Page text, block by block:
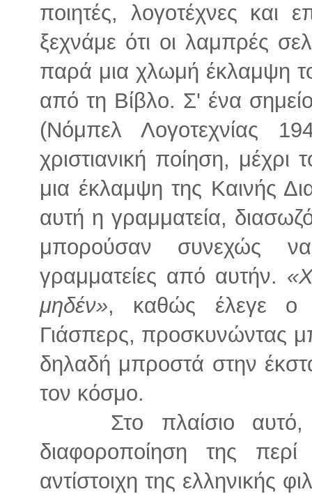
ποιητές, λογοτέχνες και
ξεχνάμε ότι οι λαμπρές
παρά μια χλωμή έκλαμψη
από τη Βίβλο. Σ' ένα
(Νόμπελ Λογοτεχνίας
χριστιανική ποίηση,
μια έκλαμψη της Καινής
αυτή η γραμματεία,
μπορούσαν συνεχώς
γραμματείες από αυτήν.
μηδέν», καθώς έλεγε ο
Γιάσπερς, προσκυνώντας
δηλαδή μπροστά στην
τον κόσμο.
Στο πλαίσιο
διαφοροποίηση της
αντίστοιχη της ελληνικής